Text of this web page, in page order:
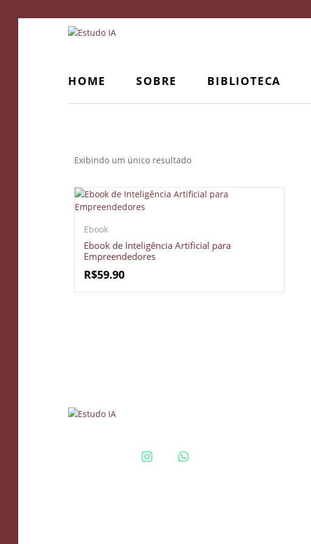
HOME SOBRE BIBLIOTECA
Exibindo um único resultado
Ebook
Ebook de Inteligência Artificial para
Empreendedores
R$59.90